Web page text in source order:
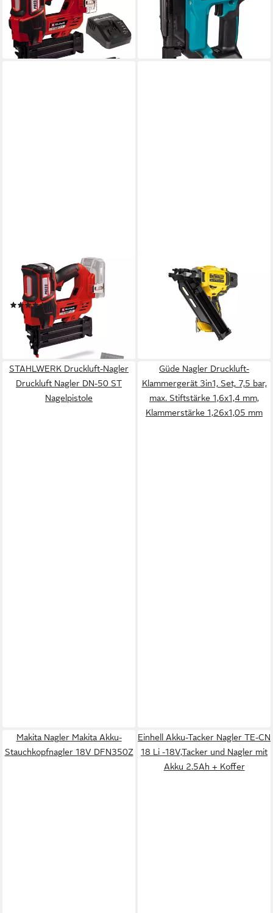
18/50 N 18V 60 Schuss/min,
max. 50 mm Nagellänge
219,99 €
lieferbar - in 3-4 Werktagen bei dir
Nagler
472,08 €
lieferbar - in 2-3 Werktagen bei dir
EINHELL
Nagler FIXETTO 18/50 N,
ohne Akku und Ladegerät
(6)
147,00 € UVP192,95 €
-24%
lieferbar - in 1-2 Werktagen bei dir
Nagler Akku Einzel- und
Serienausl. 18V
ab 476,84 €
lieferbar - in 2-3 Werktagen bei dir
STAHLWERK Druckluft-Nagler
Druckluft Nagler DN-50 ST
Nagelpistole
Güde Nagler Druckluft-
Klammergerät 3in1, Set, 7,5 bar,
max. Stiftstärke 1,6x1,4 mm,
Klammerstärke 1,26x1,05 mm
Makita Nagler Makita Akku-
Stauchkopfnagler 18V DFN350Z
Einhell Akku-Tacker Nagler TE-CN
18 Li -18V,Tacker und Nagler mit
Akku 2.5Ah + Koffer